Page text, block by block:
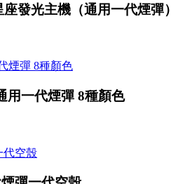
發光主機（通用一代煙彈）
用一代煙彈 8種顏色